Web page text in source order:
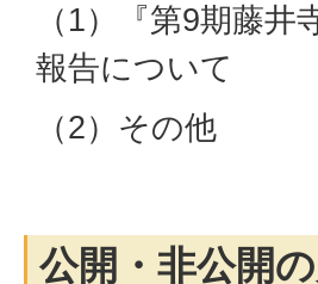
（1）『第9期藤
報告について
（2）その他
公開・非公開の